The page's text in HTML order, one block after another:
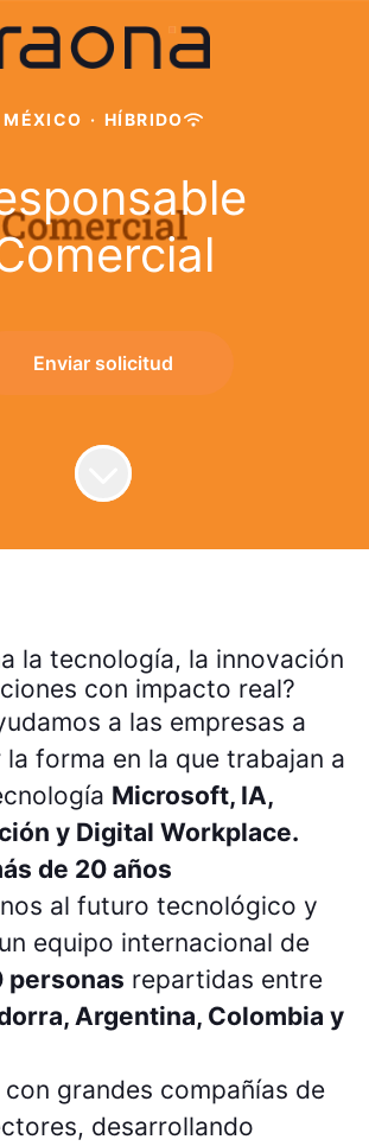
MÉXICO · HÍBRIDO
Enviar solicitud
la tecnología, la innovación
con impacto real?
a las empresas a
forma en la que trabajan a
Microsoft, IA,
y Digital Workplace.
de 20 años
al futuro tecnológico y
equipo internacional de
personas repartidas entre
Argentina, Colombia y
con grandes compañías de
desarrollando